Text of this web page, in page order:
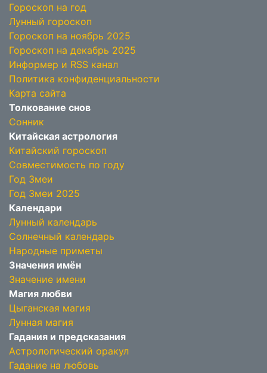
Гороскоп на год
Лунный гороскоп
Гороскоп на ноябрь 2025
Гороскоп на декабрь 2025
Информер и RSS канал
Политика конфиденциальности
Карта сайта
Толкование снов
Сонник
Китайская астрология
Китайский гороскоп
Совместимость по году
Год Змеи
Год Змеи 2025
Календари
Лунный календарь
Солнечный календарь
Народные приметы
Значения имён
Значение имени
Магия любви
Цыганская магия
Лунная магия
Гадания и предсказания
Астрологический оракул
Гадание на любовь